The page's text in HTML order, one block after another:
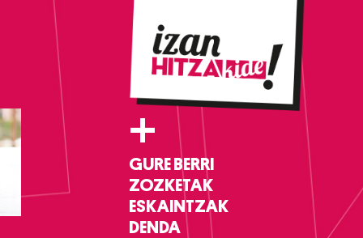
+
GURE BERRI
ZOZKETAK
ESKAINTZAK
DENDA